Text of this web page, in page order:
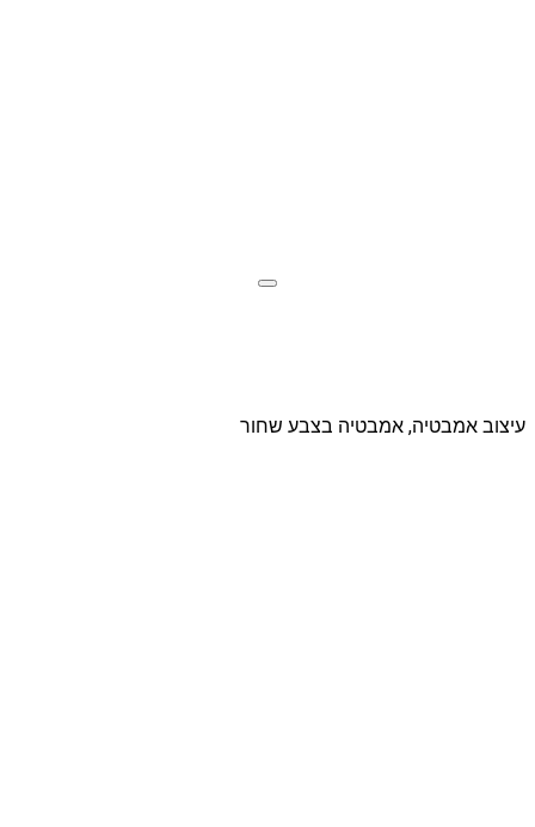
עיצוב אמבטיה, אמבטיה בצבע שחור